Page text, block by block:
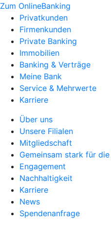
Zum OnlineBanking
Privatkunden
Firmenkunden
Private Banking
Immobilien
Banking & Verträge
Meine Bank
Service & Mehrwerte
Karriere
Über uns
Unsere Filialen
Mitgliedschaft
Gemeinsam stark für
Engagement
Nachhaltigkeit
Karriere
News
Spendenanfrage